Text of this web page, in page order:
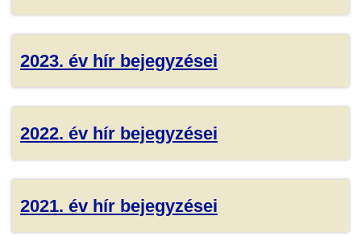
2023. év hír bejegyzései
2022. év hír bejegyzései
2021. év hír bejegyzései